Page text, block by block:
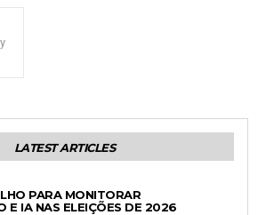
LATEST ARTICLES
PARA MONITORAR
E IA NAS ELEIÇÕES DE 2026